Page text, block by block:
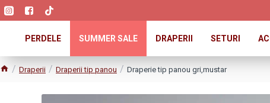
PERDELE SUMMER SALE DRAPERII SETURI
Draperii Draperii tip panou Draperie tip panou gri,mustar